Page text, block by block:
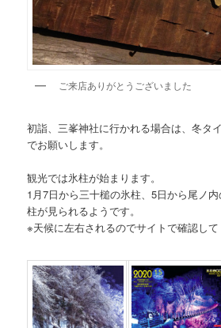
ご来店ありがとうございました
初詣、三峯神社に行かれる場合は、冬タ
でお願いします。
観光では氷柱が始まります。
1月7日から三十槌の氷柱、5日から尾ノ
柱が見られるようです。
※天候に左右されるのでサイトで確認して